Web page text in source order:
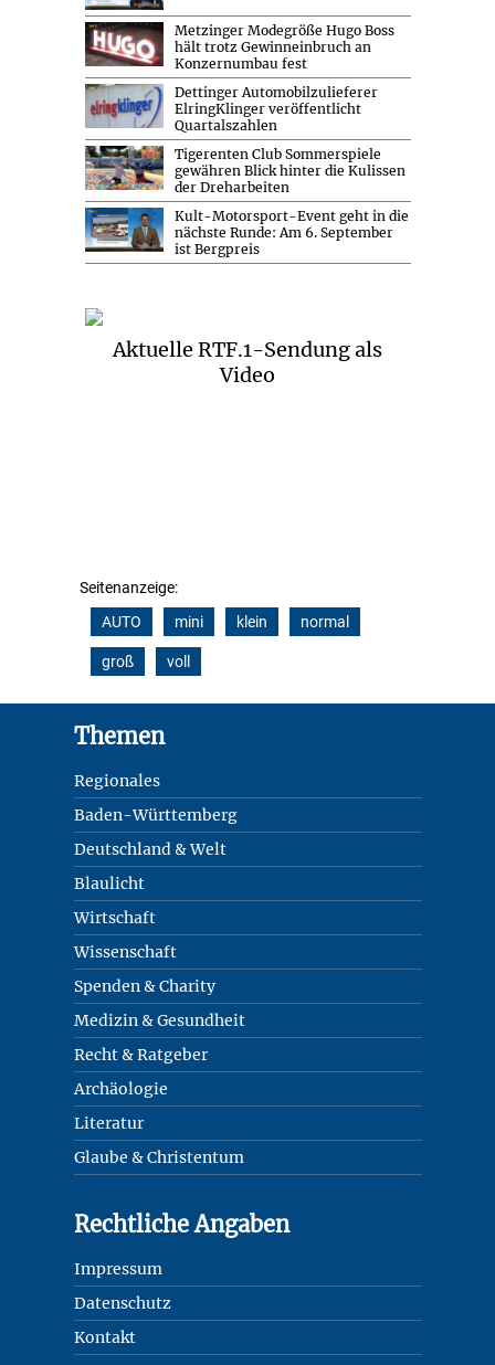
Metzinger Modegröße Hugo Boss
hält trotz Gewinneinbruch an
Konzernumbau fest
Dettinger Automobilzulieferer
ElringKlinger veröffentlicht
Quartalszahlen
Tigerenten Club Sommerspiele
gewähren Blick hinter die Kulissen
der Dreharbeiten
Kult-Motorsport-Event geht in die
nächste Runde: Am 6. September
ist Bergpreis
Aktuelle RTF.1-Sendung als
Video
Seitenanzeige:
AUTO
mini klein normal
groß voll
Themen
Regionales
Baden-Württemberg
Deutschland & Welt
Blaulicht
Wirtschaft
Wissenschaft
Spenden & Charity
Medizin & Gesundheit
Recht & Ratgeber
Archäologie
Literatur
Glaube & Christentum
Rechtliche Angaben
Impressum
Datenschutz
Kontakt